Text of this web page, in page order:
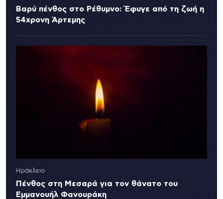
Βαρύ πένθος στο Ρέθυμνο: Έφυγε από τη ζωή η
54χρονη Άρτεμης
Ηράκλειο
Πένθος στη Μεσαρά για τον θάνατο του
Εμμανουήλ Φανουράκη